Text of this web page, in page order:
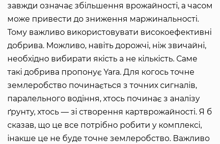
завжди означає збільшення врожайності, а часом
може привести до зниження маржинальності.
Тому важливо використовувати високоефективні
добрива. Можливо, навіть дорожчі, ніж звичайні,
необхідно вибирати якість а не кількість. Саме
такі добрива пропонує Yara. Для когось точне
землеробство починається з точних сигналів,
паралельного водіння, хтось починає з аналізу
ґрунту, хтось — зі створення картврожайності. Я б
сказав, що це все потрібно робити у комплексі,
інакше це не буде точне землеробство. Важливо